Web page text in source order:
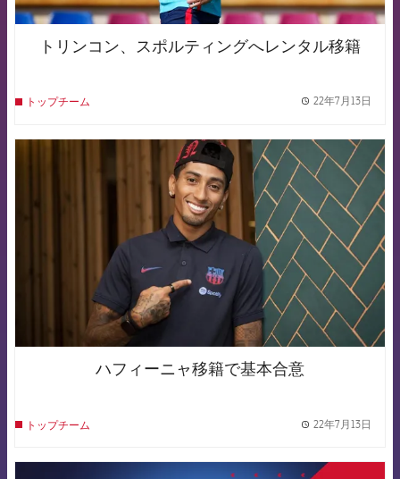
トリンコン、スポルティングへレンタル移籍
トップチーム 22年7月13日
FCB Barcelona badge
ハフィーニャ移籍で基本合意
トップチーム 22年7月13日
FCB Barcelona badge